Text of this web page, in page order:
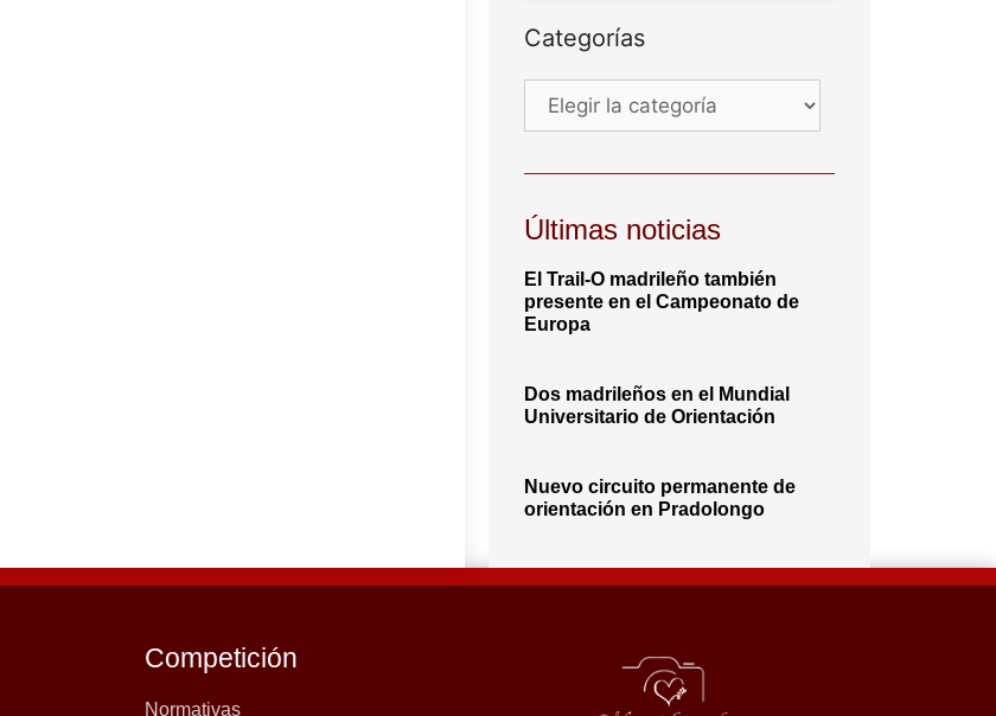
Categorías
Últimas noticias
El Trail-O madrileño también
presente en el Campeonato de
Europa
Dos madrileños en el Mundial
Universitario de Orientación
Nuevo circuito permanente de
orientación en Pradolongo
Competición
Normativas